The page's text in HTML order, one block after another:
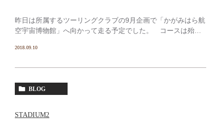
昨日は所属するツーリングクラブの9月企画で「かがみはら航
空宇宙博物館」へ向かって走る予定でした。 コースは殆ど
参加を予定して数日前から診療終了後ガレージに篭り、SUZ
2018.09.10
BLOG
STADIUM2